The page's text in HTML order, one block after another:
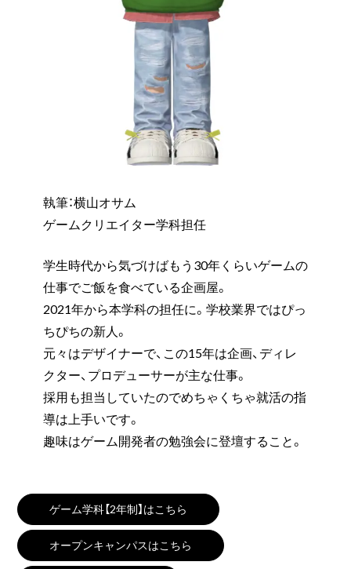
執筆：横山オサム
ゲームクリエイター学科担任
学生時代から気づけばもう30年くらいゲームの
仕事でご飯を食べている企画屋。
2021年から本学科の担任に。学校業界ではぴっ
ちぴちの新人。
元々はデザイナーで、この15年は企画、ディレ
クター、プロデューサーが主な仕事。
採用も担当していたのでめちゃくちゃ就活の指
導は上手いです。
趣味はゲーム開発者の勉強会に登壇すること。
ゲーム学科【2年制】はこちら
オープンキャンパスはこちら